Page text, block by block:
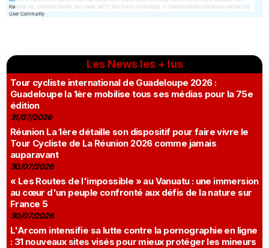
Les News les + lus
Tour cycliste international de Guadeloupe 2026 :
Guadeloupe la 1ère mobilise tous ses médias pour la 75e
édition
31/07/2026
Réunion La 1ère détaille son dispositif pour faire vivre le
Tour Cycliste de La Réunion 2026 comme jamais
auparavant
30/07/2026
« Les Routes de l'impossible » au Vanuatu : une immersion
au cœur d'un peuple confronté aux défis de la nature sur
France 5
30/07/2026
L'Arcom intensifie sa lutte contre la pornographie en ligne
: 31 nouveaux sites visés pour mieux protéger les mineurs